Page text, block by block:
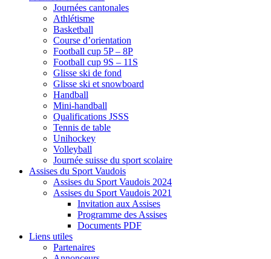
Journées cantonales
Athlétisme
Basketball
Course d’orientation
Football cup 5P – 8P
Football cup 9S – 11S
Glisse ski de fond
Glisse ski et snowboard
Handball
Mini-handball
Qualifications JSSS
Tennis de table
Unihockey
Volleyball
Journée suisse du sport scolaire
Assises du Sport Vaudois
Assises du Sport Vaudois 2024
Assises du Sport Vaudois 2021
Invitation aux Assises
Programme des Assises
Documents PDF
Liens utiles
Partenaires